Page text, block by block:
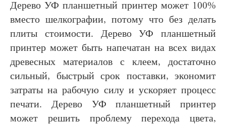
Дерево УФ планшетный принтер может 100%
вместо шелкографии, потому что без делать
плиты стоимости. Дерево УФ планшетный
принтер может быть напечатан на всех видах
древесных материалов с клеем, достаточно
сильный, быстрый срок поставки, экономит
затраты на рабочую силу и ускоряет процесс
печати. Дерево УФ планшетный принтер
может решить проблему перехода цвета,